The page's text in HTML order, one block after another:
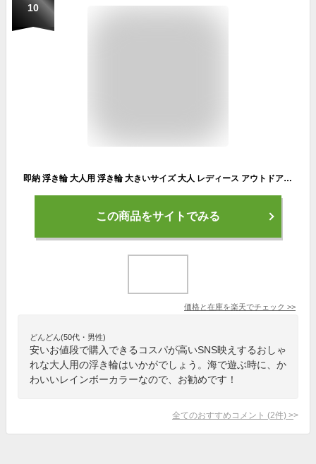
10
即納 浮き輪 大人用 浮き輪 大きいサイズ 大人 レディース アウトドア ビーチグッズ 海水浴 かわいい インスタ映え おもしろ 波乗り 水遊び 夏休み 海 レインボー 透け感 rainbow 浮き輪 おしゃれ 浮き輪 子供
この商品をサイトでみる
価格と在庫を楽天でチェック >>
どんどん(50代・男性)
安いお値段で購入できるコスパが高いSNS映えするおしゃ
れな大人用の浮き輪はいかがでしょう。海で遊ぶ時に、か
わいいレインボーカラーなので、お勧めです！
全てのおすすめコメント (2件) >